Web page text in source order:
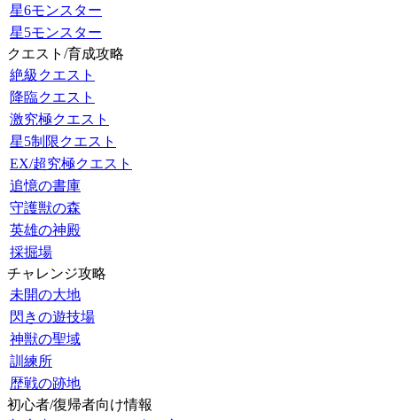
星6モンスター
星5モンスター
クエスト/育成攻略
絶級クエスト
降臨クエスト
激究極クエスト
星5制限クエスト
EX/超究極クエスト
追憶の書庫
守護獣の森
英雄の神殿
採掘場
チャレンジ攻略
未開の大地
閃きの遊技場
神獣の聖域
訓練所
歴戦の跡地
初心者/復帰者向け情報